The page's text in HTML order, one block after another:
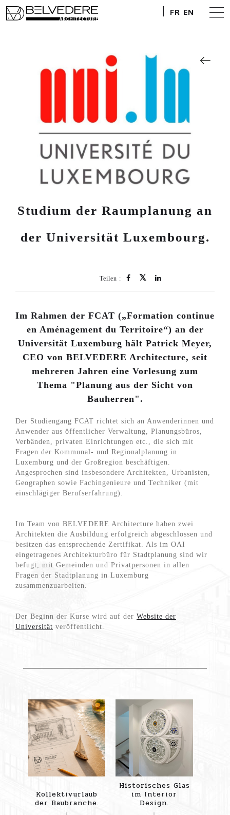
FR EN
Studium der Raumplanung an
der Universität Luxembourg.
Teilen :
Im Rahmen der FCAT („Formation continue
en Aménagement du Territoire“) an der
Universität Luxemburg hält Patrick Meyer,
CEO von BELVEDERE Architecture, seit
mehreren Jahren eine Vorlesung zum
Thema "Planung aus der Sicht von
Bauherren".
Der Studiengang FCAT richtet sich an Anwenderinnen und
Anwender aus öffentlicher Verwaltung, Planungsbüros,
Verbänden, privaten Einrichtungen etc., die sich mit
Fragen der Kommunal- und Regionalplanung in
Luxemburg und der Großregion beschäftigen.
Angesprochen sind insbesondere Architekten, Urbanisten,
Geographen sowie Fachingenieure und Techniker (mit
einschlägiger Berufserfahrung).
Im Team von BELVEDERE Architecture haben zwei
Architekten die Ausbildung erfolgreich abgeschlossen und
besitzen das entsprechende Zertifikat. Als im OAI
eingetragenes Architekturbüro für Stadtplanung sind wir
befugt, mit Gemeinden und Privatpersonen in allen
Fragen der Stadtplanung in Luxemburg
zusammenzuarbeiten.
Der Beginn der Kurse wird auf der Website der
Universität veröffentlicht.
Kollektivurlaub
der Baubranche.
Historisches Glas
im Interior
Design.